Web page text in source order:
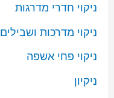
ניקוי חדרי מדרגות
ניקוי מדרכות ושבילים
ניקוי פחי אשפה
ניקיון